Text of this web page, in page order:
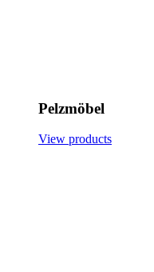
Pelzmöbel
View products